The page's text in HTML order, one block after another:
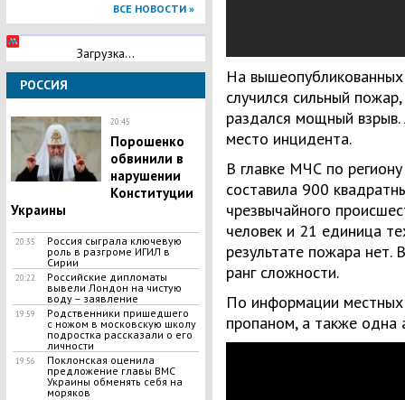
ВСЕ НОВОСТИ »
Загрузка...
РОССИЯ
20:45
Порошенко
обвинили в
нарушении
Конституции
Украины
20:35
Россия сыграла ключевую
роль в разгроме ИГИЛ в
Сирии
20:22
Российские дипломаты
вывели Лондон на чистую
воду – заявление
19:59
Родственники пришедшего
с ножом в московскую школу
подростка рассказали о его
личности
19:56
Поклонская оценила
предложение главы ВМС
Украины обменять себя на
моряков
На
случился сильный
раздался мощный
место инцидента.
В главке МЧС по
составила 900
чрезвычайного
человек и 21 единица
результате пожара нет.
ранг сложности.
По информации
пропаном, а также одна